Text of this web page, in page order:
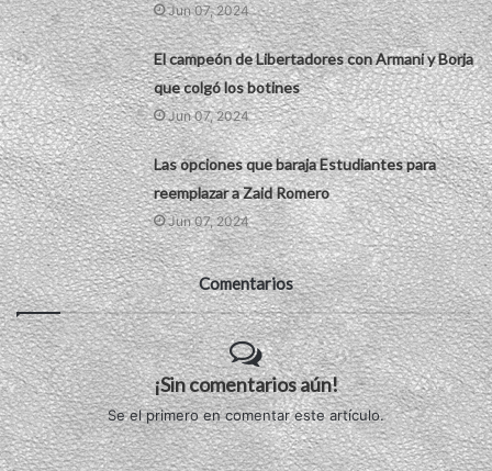
Jun 07, 2024
El campeón de Libertadores con Armani y Borja
que colgó los botines
Jun 07, 2024
Las opciones que baraja Estudiantes para
reemplazar a Zaid Romero
Jun 07, 2024
Comentarios
¡Sin comentarios aún!
Se el primero en comentar este artículo.